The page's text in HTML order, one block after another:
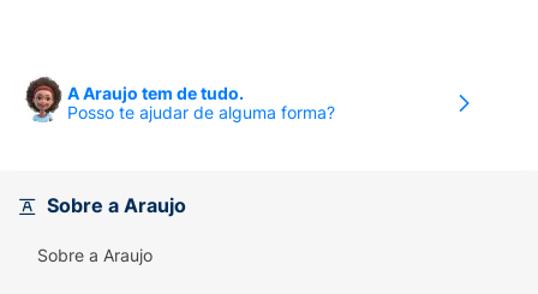
A Araujo tem de tudo.
Posso te ajudar de alguma forma?
Sobre a Araujo
Sobre a Araujo